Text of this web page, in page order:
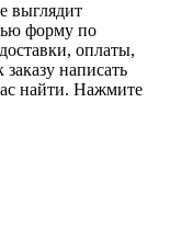
выглядит
форму по
оплаты,
написать
найти. Нажмите